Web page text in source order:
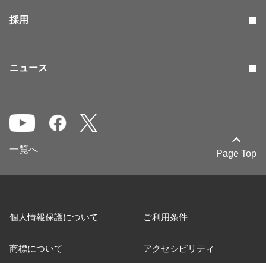
採用
ニュース
Page Top
一覧へ
個人情報保護について ご利用条件
商標について アクセシビリティ